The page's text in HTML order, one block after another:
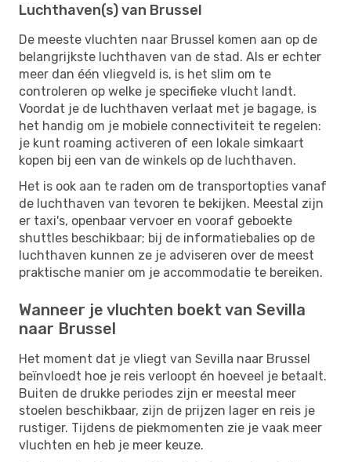
Luchthaven(s) van Brussel
De meeste vluchten naar Brussel komen aan op de
belangrijkste luchthaven van de stad. Als er echter
meer dan één vliegveld is, is het slim om te
controleren op welke je specifieke vlucht landt.
Voordat je de luchthaven verlaat met je bagage, is
het handig om je mobiele connectiviteit te regelen:
je kunt roaming activeren of een lokale simkaart
kopen bij een van de winkels op de luchthaven.
Het is ook aan te raden om de transportopties vanaf
de luchthaven van tevoren te bekijken. Meestal zijn
er taxi's, openbaar vervoer en vooraf geboekte
shuttles beschikbaar; bij de informatiebalies op de
luchthaven kunnen ze je adviseren over de meest
praktische manier om je accommodatie te bereiken.
Wanneer je vluchten boekt van Sevilla
naar Brussel
Het moment dat je vliegt van Sevilla naar Brussel
beïnvloedt hoe je reis verloopt én hoeveel je betaalt.
Buiten de drukke periodes zijn er meestal meer
stoelen beschikbaar, zijn de prijzen lager en reis je
rustiger. Tijdens de piekmomenten zie je vaak meer
vluchten en heb je meer keuze.